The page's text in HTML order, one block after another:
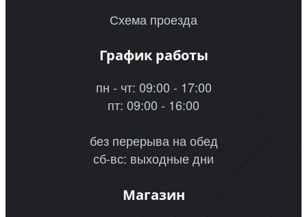
Схема проезда
График работы
пн - чт: 09:00 - 17:00
пт: 09:00 - 16:00
без перерыва на обед
сб-вс: выходные дни
Магазин